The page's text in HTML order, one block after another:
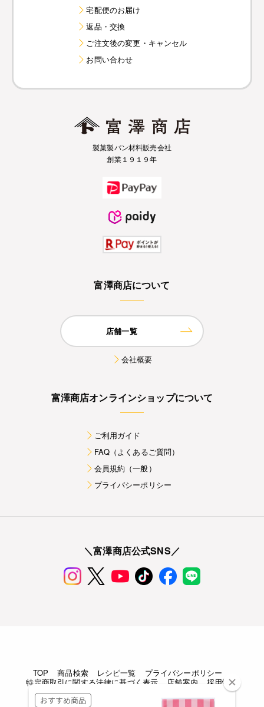
宅配便のお届け
返品・交換
ご注文後の変更・キャンセル
お問い合わせ
製菓製パン材料販売会社
創業１９１９年
富澤商店について
店舗一覧
会社概要
富澤商店オンラインショップについて
ご利用ガイド
FAQ（よくあるご質問）
会員規約（一般）
プライバシーポリシー
＼富澤商店公式SNS／
TOP 商品検索 レシピ一覧
プライバシーポリシー
特定商取引に関する法律に基づく表示
店舗案内 採用情報